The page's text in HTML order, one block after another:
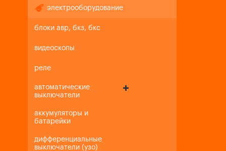
электрооборудование
блоки авр, бкз, бкс
видеоскопы
реле
автоматические
выключатели
аккумуляторы и
батарейки
дифференциальные
выключатели (узо)